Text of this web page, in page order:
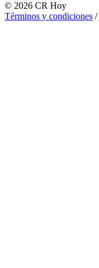
© 2026 CR Hoy
Términos y condiciones /